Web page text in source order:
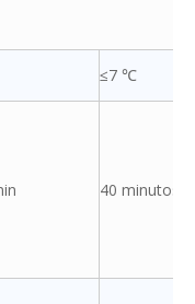
≤7 ℃
40 minutos